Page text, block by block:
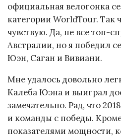
официальная велогонка
категории WorldTour. Так
чувствую. Да, не все топ-
Австралии, но я победил
Юэн, Саган и Вивиани.
Мне удалось довольно
Калеба Юэна и выиграл
замечательно. Рад, что
и команды с победы.
показателями мощности,